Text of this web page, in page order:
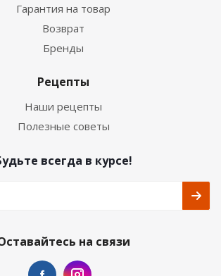
Гарантия на товар
Возврат
Бренды
Рецепты
Наши рецепты
Полезные советы
всегда в курсе!
на связи